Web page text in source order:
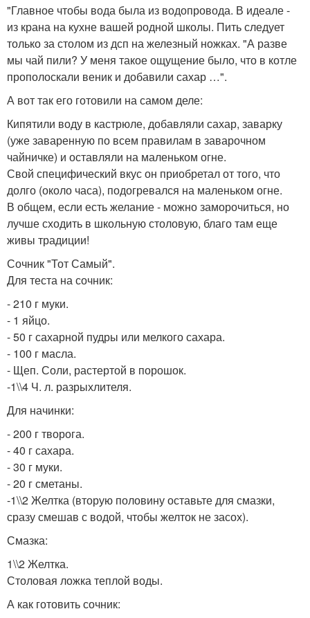
"Главное чтобы вода была из водопровода. В идеале -
из крана на кухне вашей родной школы. Пить следует
только за столом из дсп на железный ножках. "А разве
мы чай пили? У меня такое ощущение было, что в котле
прополоскали веник и добавили сахар …".
А вот так его готовили на самом деле:
Кипятили воду в кастрюле, добавляли сахар, заварку
(уже заваренную по всем правилам в заварочном
чайничке) и оставляли на маленьком огне.
Свой специфический вкус он приобретал от того, что
долго (около часа), подогревался на маленьком огне.
В общем, если есть желание - можно заморочиться, но
лучше сходить в школьную столовую, благо там еще
живы традиции!
Сочник "Тот Самый".
Для теста на сочник:
- 210 г муки.
- 1 яйцо.
- 50 г сахарной пудры или мелкого сахара.
- 100 г масла.
- Щеп. Соли, растертой в порошок.
-1\\4 Ч. л. разрыхлителя.
Для начинки:
- 200 г творога.
- 40 г сахара.
- 30 г муки.
- 20 г сметаны.
-1\\2 Желтка (вторую половину оставьте для смазки,
сразу смешав с водой, чтобы желток не засох).
Смазка:
1\\2 Желтка.
Столовая ложка теплой воды.
А как готовить сочник: